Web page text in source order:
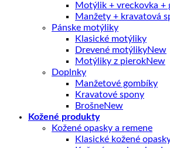
Motýlik + vreckovka +
Manžety + kravatová
Pánske motýliky
Klasické motýliky
Drevené motýliky
Motýliky z pierok
Doplnky
Manžetové gombíky
Kravatové spony
Brošne
Kožené produkty
Kožené opasky a remene
Klasické kožené